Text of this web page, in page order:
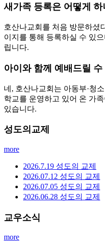
새가족 등록은 어떻게 하
호산나교회를 처음 방문하셨
이지를 통해 등록하실 수 있
립니다.
아이와 함께 예배드릴 수
네, 호산나교회는 아동부·청
학교를 운영하고 있어 온 가
있습니다.
성도의교제
more
2026.7.19 성도의 교제
2026.07.12 성도의 교제
2026.07.05 성도의 교제
2026.06.28 성도의 교제
교우소식
more